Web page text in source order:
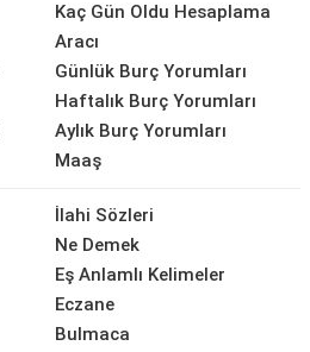
Kaç Gün Oldu Hesaplama
Aracı
Günlük Burç Yorumları
Haftalık Burç Yorumları
Aylık Burç Yorumları
Maaş
İlahi Sözleri
Ne Demek
Eş Anlamlı Kelimeler
Eczane
Bulmaca